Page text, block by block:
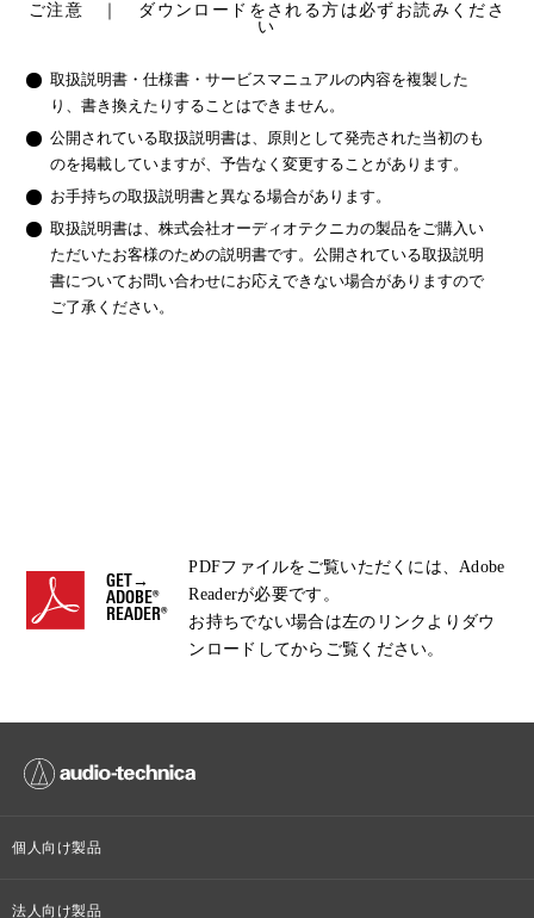
ご注意 ｜ ダウンロードをされる方は必ずお読みくださ
い
取扱説明書・仕様書・サービスマニュアルの内容を複製した
り、書き換えたりすることはできません。
公開されている取扱説明書は、原則として発売された当初のも
のを掲載していますが、予告なく変更することがあります。
お手持ちの取扱説明書と異なる場合があります。
取扱説明書は、株式会社オーディオテクニカの製品をご購入い
ただいたお客様のための説明書です。公開されている取扱説明
書についてお問い合わせにお応えできない場合がありますので
ご了承ください。
GET→
ADOBE®
READER®
PDFファイルをご覧いただくには、Adobe
Readerが必要です。
お持ちでない場合は左のリンクよりダウ
ンロードしてからご覧ください。
個人向け製品
オンラインストア限定
法人向け製品